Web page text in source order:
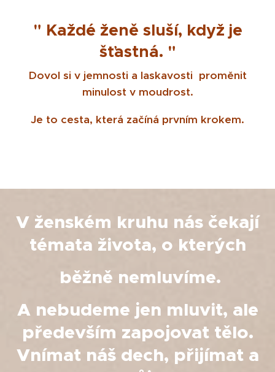
" Každé ženě sluší, když je
šťastná. "
Dovol si v jemnosti a laskavosti proměnit
minulost v moudrost.
Je to cesta, která začíná prvním krokem.
V ženském kruhu nás čekají
témata života, o kterých
běžně nemluvíme.
A nebudeme jen mluvit, ale
především zapojovat tělo.
Vnímat náš dech, přijímat a